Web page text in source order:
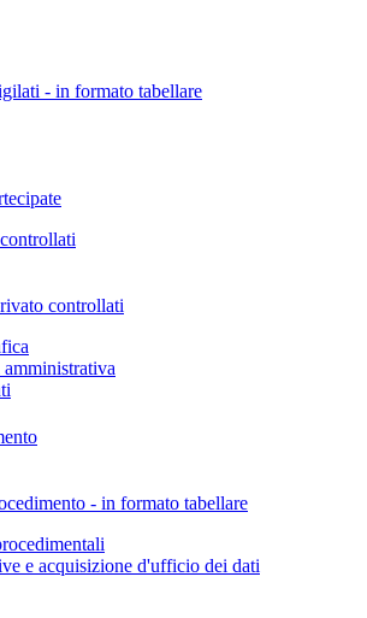
- in formato tabellare
controllati
- in formato tabellare
e acquisizione d'ufficio dei dati